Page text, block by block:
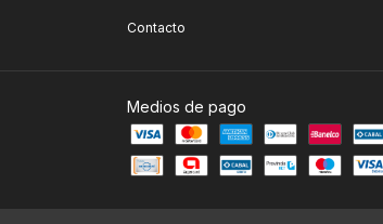
Contacto
Medios de pago